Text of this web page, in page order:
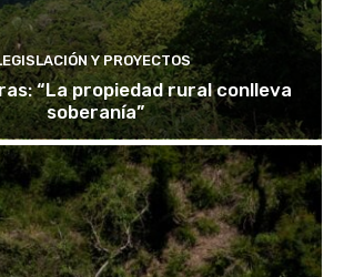
Y PROYECTOS
“La propiedad rural conlleva
soberanía”